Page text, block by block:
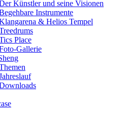
Künstler und seine Visionen
Instrumente
& Helios Tempel
Place
Gallerie